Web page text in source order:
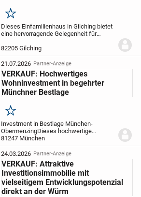
Merken
Dieses Einfamilienhaus in Gilching bietet
eine hervorragende Gelegenheit für
verwirklichen möchten. Die Immobilie
befindet sich in einem
sanierungsbedürftigen...
82205 Gilching
21.07.2026 Partner-Anzeige
VERKAUF: Hochwertiges
Wohninvestment in begehrter
Münchner Bestlage
Merken
Investment in Bestlage München-
ObermenzingDieses hochwertige
Mehrfamilienhaus in einer der
gefragtesten Wohnlagen Münchens
vereint nachhaltige Vermietbarkeit,
exzellente Bauqualität und eine...
81247 München
24.03.2026 Partner-Anzeige
VERKAUF: Attraktive
Investitionsimmobilie mit
vielseitigem Entwicklungspotenzial
direkt an der Würm